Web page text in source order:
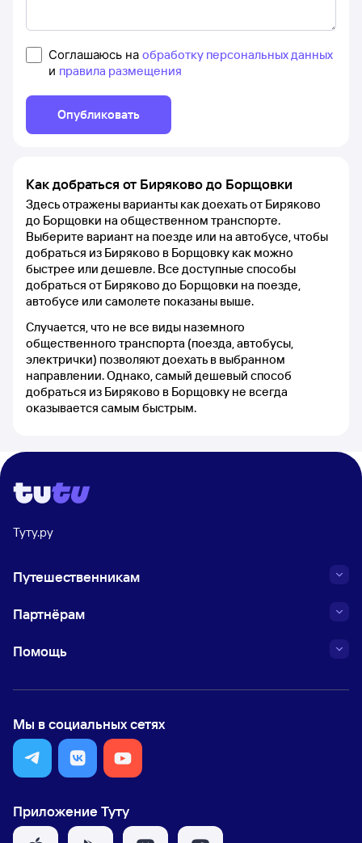
Соглашаюсь на обработку персональных данных
и правила размещения
Опубликовать
Как добраться от Биряково до Борщовки
Здесь отражены варианты как доехать от Биряково
до Борщовки на общественном транспорте.
Выберите вариант на поезде или на автобусе, чтобы
добраться из Биряково в Борщовку как можно
быстрее или дешевле. Все доступные способы
добраться от Биряково до Борщовки на поезде,
автобусе или самолете показаны выше.
Случается, что не все виды наземного
общественного транспорта (поезда, автобусы,
электрички) позволяют доехать в выбранном
направлении. Однако, самый дешевый способ
добраться из Биряково в Борщовку не всегда
оказывается самым быстрым.
Туту.ру
Путешественникам
Партнёрам
Помощь
Мы в социальных сетях
Приложение Туту